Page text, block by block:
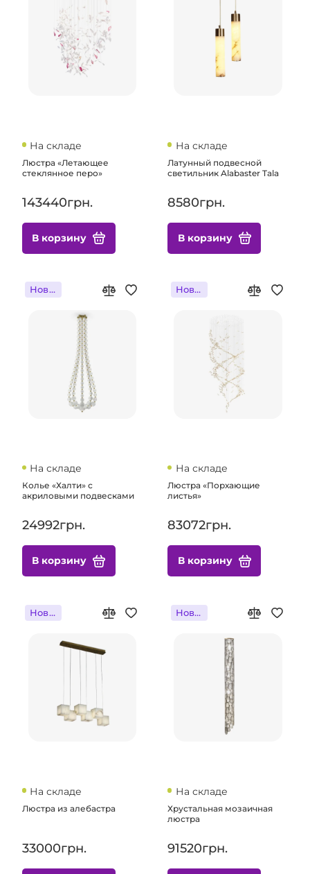
На складе
Люстра «Летающее
стеклянное перо»
143440грн.
В корзину
На складе
Латунный подвесной
светильник Alabaster Tala
8580грн.
В корзину
Новинка
На складе
Колье «Халти» с
акриловыми подвесками
24992грн.
В корзину
Новинка
На складе
Люстра «Порхающие
листья»
83072грн.
В корзину
Новинка
На складе
Люстра из алебастра
33000грн.
Новинка
На складе
Хрустальная мозаичная
люстра
91520грн.